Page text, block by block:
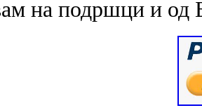
на подршци и од